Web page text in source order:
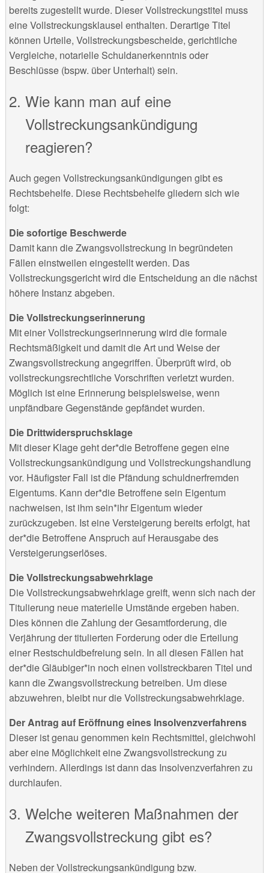
bereits zugestellt wurde. Dieser Vollstreckungstitel muss
eine Vollstreckungsklausel enthalten. Derartige Titel
können Urteile, Vollstreckungsbescheide, gerichtliche
Vergleiche, notarielle Schuldanerkenntnis oder
Beschlüsse (bspw. über Unterhalt) sein.
Wie kann man auf eine
Vollstreckungsankündigung
reagieren?
Auch gegen Vollstreckungsankündigungen gibt es
Rechtsbehelfe. Diese Rechtsbehelfe gliedern sich wie
folgt:
Die sofortige Beschwerde
Damit kann die Zwangsvollstreckung in begründeten
Fällen einstweilen eingestellt werden. Das
Vollstreckungsgericht wird die Entscheidung an die nächst
höhere Instanz abgeben.
Die Vollstreckungserinnerung
Mit einer Vollstreckungserinnerung wird die formale
Rechtsmäßigkeit und damit die Art und Weise der
Zwangsvollstreckung angegriffen. Überprüft wird, ob
vollstreckungsrechtliche Vorschriften verletzt wurden.
Möglich ist eine Erinnerung beispielsweise, wenn
unpfändbare Gegenstände gepfändet wurden.
Die Drittwiderspruchsklage
Mit dieser Klage geht der*die Betroffene gegen eine
Vollstreckungsankündigung und Vollstreckungshandlung
vor. Häufigster Fall ist die Pfändung schuldnerfremden
Eigentums. Kann der*die Betroffene sein Eigentum
nachweisen, ist ihm sein*ihr Eigentum wieder
zurückzugeben. Ist eine Versteigerung bereits erfolgt, hat
der*die Betroffene Anspruch auf Herausgabe des
Versteigerungserlöses.
Die Vollstreckungsabwehrklage
Die Vollstreckungsabwehrklage greift, wenn sich nach der
Titulierung neue materielle Umstände ergeben haben.
Dies können die Zahlung der Gesamtforderung, die
Verjährung der titulierten Forderung oder die Erteilung
einer Restschuldbefreiung sein. In all diesen Fällen hat
der*die Gläubiger*in noch einen vollstreckbaren Titel und
kann die Zwangsvollstreckung betreiben. Um diese
abzuwehren, bleibt nur die Vollstreckungsabwehrklage.
Der Antrag auf Eröffnung eines Insolvenzverfahrens
Dieser ist genau genommen kein Rechtsmittel, gleichwohl
aber eine Möglichkeit eine Zwangsvollstreckung zu
verhindern. Allerdings ist dann das Insolvenzverfahren zu
durchlaufen.
Welche weiteren Maßnahmen der
Zwangsvollstreckung gibt es?
Neben der Vollstreckungsankündigung bzw.